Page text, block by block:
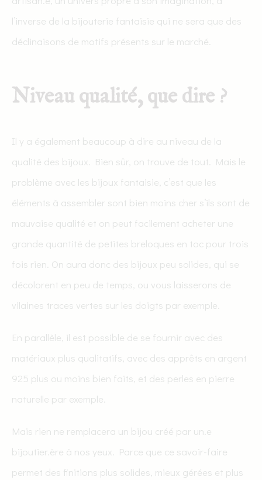
l’inverse de la bijouterie fantaisie qui ne sera que des
déclinaisons de motifs présents sur le marché.
Niveau qualité, que dire ?
Il y a également beaucoup à dire au niveau de la
qualité des bijoux. Bien sûr, on trouve de tout. Mais le
problème avec les bijoux fantaisie, c’est que les
éléments à assembler sont bien moins cher s’ils sont de
mauvaise qualité et on peut facilement acheter une
grande quantité de petites breloques en toc pour trois
fois rien. On aura donc des bijoux peu solides, qui se
décolorent en peu de temps, ou vous laisserons de
vilaines traces vertes sur les doigts par exemple.
En parallèle, il est possible de se fournir avec des
matériaux plus qualitatifs, avec des apprêts en argent
925 plus ou moins bien faits, et des perles en pierre
naturelle par exemple.
Mais rien ne remplacera un bijou créé par un.e
bijoutier.ère à nos yeux. Parce que ce savoir-faire
permet des finitions plus solides, mieux gérées et plus